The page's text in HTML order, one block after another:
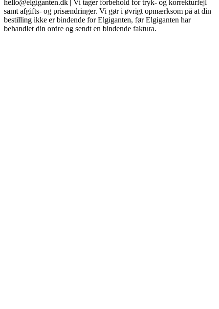
hello@elgiganten.dk | Vi tager forbehold for tryk- og korrekturfejl
samt afgifts- og prisændringer. Vi gør i øvrigt opmærksom på at din
bestilling ikke er bindende for Elgiganten, før Elgiganten har
behandlet din ordre og sendt en bindende faktura.